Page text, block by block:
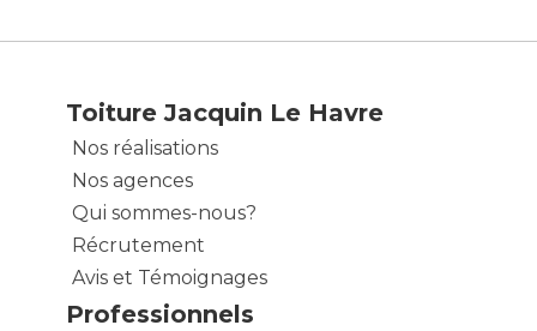
Toiture Jacquin Le Havre
Nos réalisations
Nos agences
Qui sommes-nous?
Récrutement
Avis et Témoignages
Professionnels